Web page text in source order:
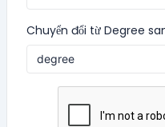
Chuyển đổi từ Degree